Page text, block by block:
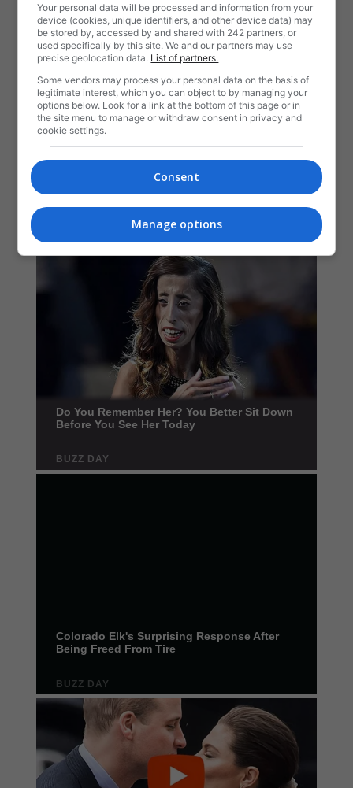
Your personal data will be processed and information from your
device (cookies, unique identifiers, and other device data) may
be stored by, accessed by and shared with 242 partners, or
used specifically by this site. We and our partners may use
precise geolocation data. List of partners.
Some vendors may process your personal data on the basis of
legitimate interest, which you can object to by managing your
options below. Look for a link at the bottom of this page or in
the site menu to manage or withdraw consent in privacy and
cookie settings.
Consent
Manage options